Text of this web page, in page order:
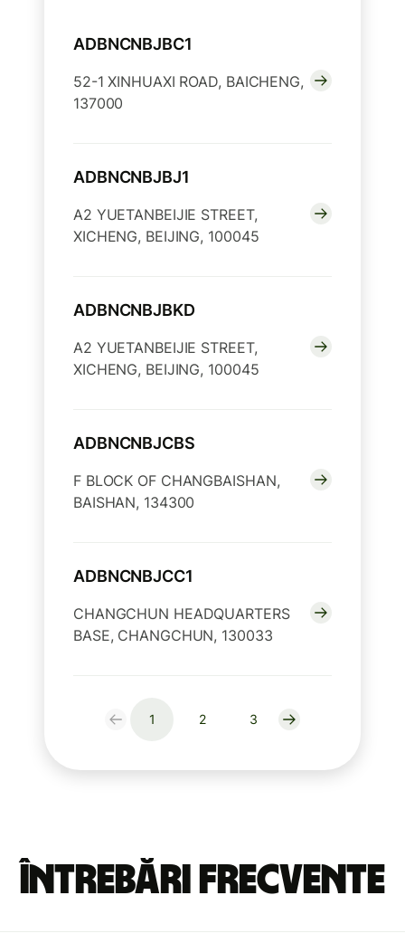
ADBNCNBJBC1
52-1 XINHUAXI ROAD, BAICHENG,
137000
ADBNCNBJBJ1
A2 YUETANBEIJIE STREET,
XICHENG, BEIJING, 100045
ADBNCNBJBKD
A2 YUETANBEIJIE STREET,
XICHENG, BEIJING, 100045
ADBNCNBJCBS
F BLOCK OF CHANGBAISHAN,
BAISHAN, 134300
ADBNCNBJCC1
CHANGCHUN HEADQUARTERS
BASE, CHANGCHUN, 130033
1 2 3
Întrebări frecvente